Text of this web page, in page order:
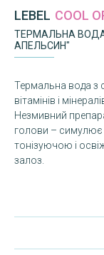
LEBEL COOL
ТЕРМАЛЬНА
АПЕЛЬСИН"
Термальна вода з
вітамінів і
Незмивний
голови – симулює
тонізуючою і
залоз.